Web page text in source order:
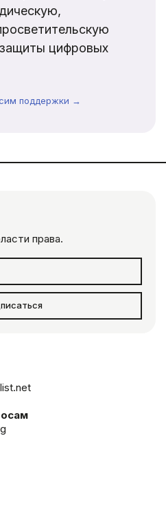
цифровых
поддержки →
права.